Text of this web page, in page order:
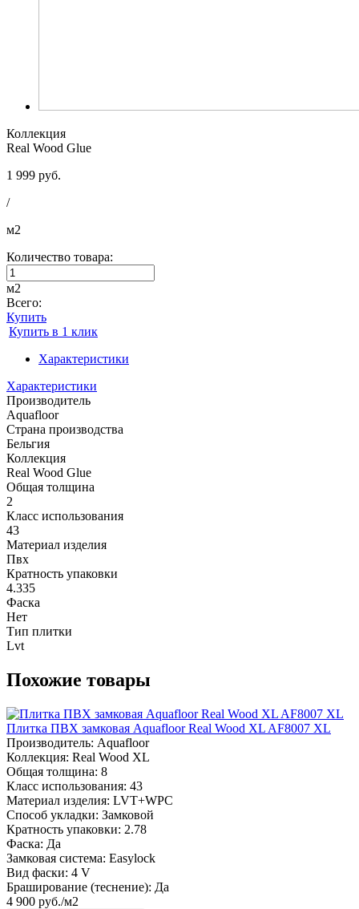
Коллекция
Real Wood Glue
1 999 руб.
/
м2
Количество товара:
м2
Всего:
Купить
Купить в 1 клик
Характеристики
Характеристики
Производитель
Aquafloor
Страна производства
Бельгия
Коллекция
Real Wood Glue
Общая толщина
2
Класс использования
43
Материал изделия
Пвх
Кратность упаковки
4.335
Фаска
Нет
Тип плитки
Lvt
Похожие товары
Плитка ПВХ замковая Aquafloor Real Wood XL AF8007 XL
Производитель: Aquafloor
Коллекция: Real Wood XL
Общая толщина: 8
Класс использования: 43
Материал изделия: LVT+WPC
Способ укладки: Замковой
Кратность упаковки: 2.78
Фаска: Да
Замковая система: Easylock
Вид фаски: 4 V
Браширование (теснение): Да
4 900 руб./м2